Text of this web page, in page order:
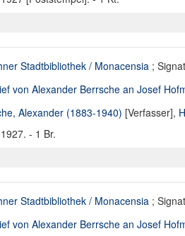
Stadtbibliothek / Monacensia ;
von Alexander Berrsche an Josef
Alexander (1883-1940) [Verfasser],
- 1 Br.
Stadtbibliothek / Monacensia ;
von Alexander Berrsche an Josef